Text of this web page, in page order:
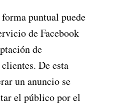
puntual puede
de Facebook
de
De esta
un anuncio se
el público por el